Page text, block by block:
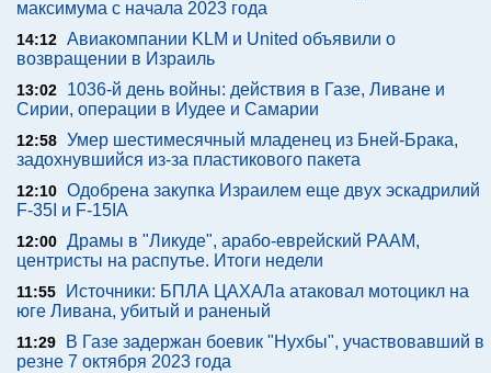
максимума с начала 2023 года
14:12 Авиакомпании KLM и United объявили о
возвращении в Израиль
13:02
1036-й день войны: действия в Газе, Ливане и
Сирии, операции в Иудее и Самарии
12:58 Умер шестимесячный младенец из Бней-Брака,
задохнувшийся из-за пластикового пакета
12:10 Одобрена закупка Израилем еще двух эскадрилий
F-35I и F-15IA
12:00 Драмы в "Ликуде", арабо-еврейский РААМ,
центристы на распутье. Итоги недели
11:55
Источники: БПЛА ЦАХАЛа атаковал мотоцикл на
юге Ливана, убитый и раненый
11:29
В Газе задержан боевик "Нухбы", участвовавший в
резне 7 октября 2023 года